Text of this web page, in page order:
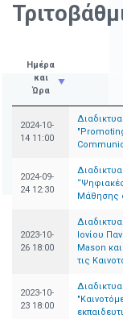
Ημέρα
και
Ώρα
2024-10-
14 11:00
2024-09-
24 12:30
Μάθησης
2023-10-
26 18:00
Ιονίου
Mason
τις
2023-10-
23 18:00